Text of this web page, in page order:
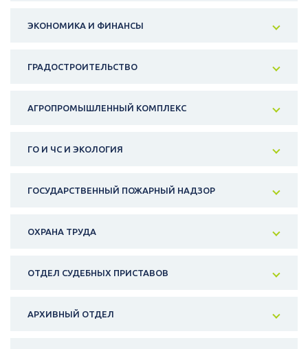
ЭКОНОМИКА И ФИНАНСЫ
ГРАДОСТРОИТЕЛЬСТВО
АГРОПРОМЫШЛЕННЫЙ КОМПЛЕКС
ГО И ЧС И ЭКОЛОГИЯ
ГОСУДАРСТВЕННЫЙ ПОЖАРНЫЙ НАДЗОР
ОХРАНА ТРУДА
ОТДЕЛ СУДЕБНЫХ ПРИСТАВОВ
АРХИВНЫЙ ОТДЕЛ